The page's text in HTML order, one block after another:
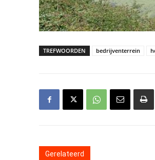
TREFWOORDEN bedrijventerrein
Gerelateerd